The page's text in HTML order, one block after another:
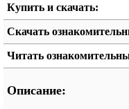
Купить и скачать:
Скачать
Читать
Описание: